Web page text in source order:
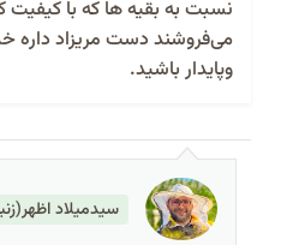
نسبت به بقیه ها که با کیفیت
می‌فروشند دست مریزاد داره
و‌پایدار باشید.
سیدمیلاد